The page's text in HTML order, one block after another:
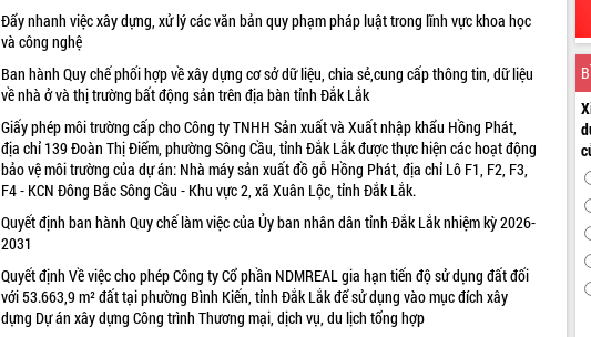
Đẩy nhanh việc xây dựng, xử lý các văn bản quy phạm pháp luật trong lĩnh vực khoa học
và công nghệ
Ban hành Quy chế phối hợp về xây dựng cơ sở dữ liệu, chia sẻ,cung cấp thông tin, dữ liệu
về nhà ở và thị trường bất động sản trên địa bàn tỉnh Đắk Lắk
Giấy phép môi trường cấp cho Công ty TNHH Sản xuất và Xuất nhập khẩu Hồng Phát,
địa chỉ 139 Đoàn Thị Điểm, phường Sông Cầu, tỉnh Đắk Lắk được thực hiện các hoạt động
bảo vệ môi trường của dự án: Nhà máy sản xuất đồ gỗ Hồng Phát, địa chỉ Lô F1, F2, F3,
F4 - KCN Đông Bắc Sông Cầu - Khu vực 2, xã Xuân Lộc, tỉnh Đắk Lắk.
Quyết định ban hành Quy chế làm việc của Ủy ban nhân dân tỉnh Đắk Lắk nhiệm kỳ 2026-
2031
Quyết định Về việc cho phép Công ty Cổ phần NDMREAL gia hạn tiến độ sử dụng đất đối
với 53.663,9 m² đất tại phường Bình Kiến, tỉnh Đắk Lắk để sử dụng vào mục đích xây
dựng Dự án xây dựng Công trình Thương mại, dịch vụ, du lịch tổng hợp